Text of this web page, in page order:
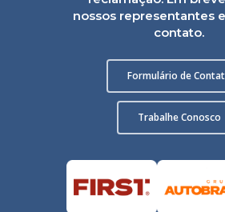
nossos representantes
contato.
Formulário de
Trabalhe Conosco